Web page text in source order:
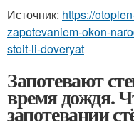
Источник: https://
zapotevaniem-okon-
stoit-li-doveryat
Запотевают
время дождя.
запотевании